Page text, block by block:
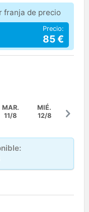
franja de precio
Precio:
85€
MAR.
11/8
MIÉ.
12/8